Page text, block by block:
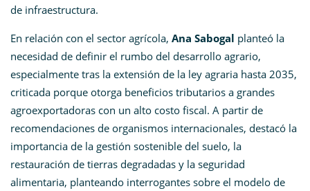
de infraestructura.
En relación con el sector agrícola, Ana Sabogal planteó la
necesidad de definir el rumbo del desarrollo agrario,
especialmente tras la extensión de la ley agraria hasta 2035,
criticada porque otorga beneficios tributarios a grandes
agroexportadoras con un alto costo fiscal. A partir de
recomendaciones de organismos internacionales, destacó la
importancia de la gestión sostenible del suelo, la
restauración de tierras degradadas y la seguridad
alimentaria, planteando interrogantes sobre el modelo de